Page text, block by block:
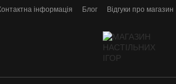
інформація Блог Відгуки про магазин